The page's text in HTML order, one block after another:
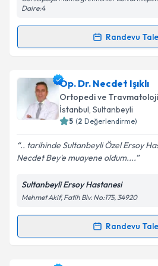
Takvim
Daire:4
Randevu
Randevu Takvimi Talebi
Doç. Dr. Ümit Tuhanioğluiçin
oluşturun. Size bu uzmandan
takvim hazırlandığında e-
Kişisel verilerimin
Metni'ni okudum ve kişisel
kapsamda işlenmesini
Op. Dr. Necdet Işıklı
Ortopedi ve Travmatoloji
İstanbul, Sultanbeyli
5 (2 Değerlendirme)
.. tarihinde Sultanbeyli Özel Ersoy
Necdet Bey'e muayene oldum....
Sultanbeyli Ersoy Hastanesi
Mehmet Akif, Fatih Blv. No:175, 34920
Randevu
Randevu Takvimi Talebi